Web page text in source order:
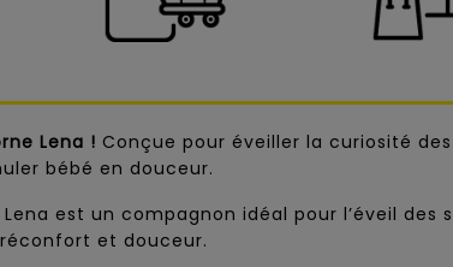
Lena ! Conçue pour éveiller la curiosité
bébé en douceur.
est un compagnon idéal pour l’éveil des
et douceur.